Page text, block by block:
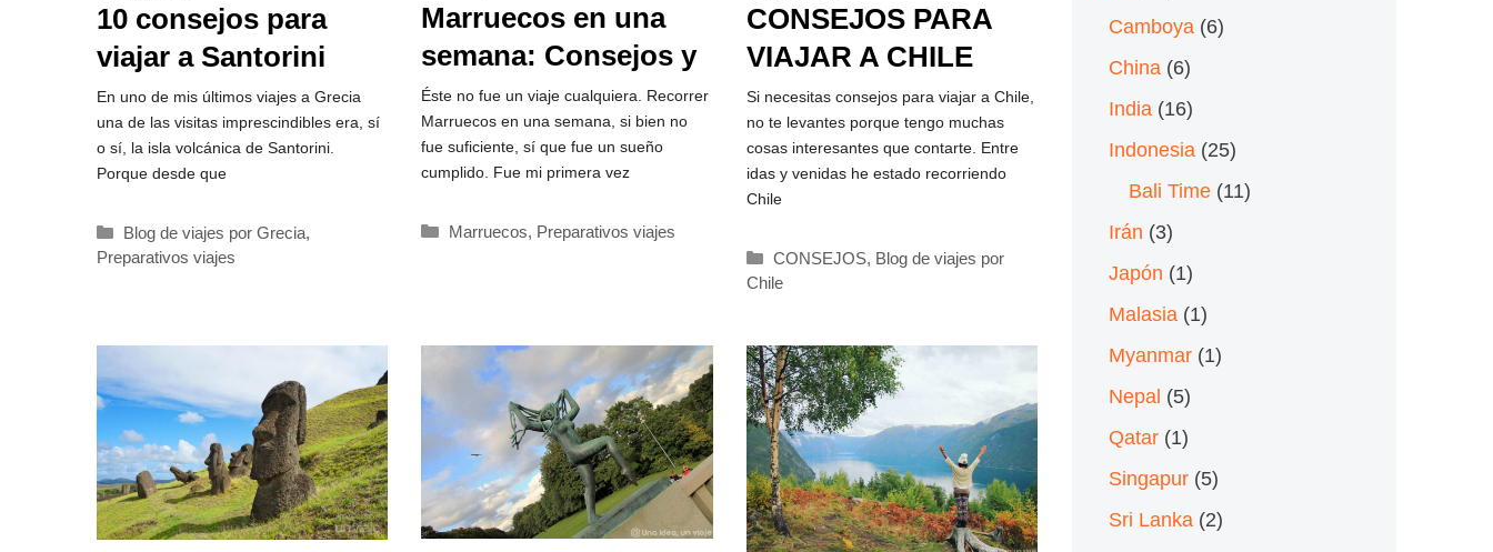
10 consejos para
viajar a Santorini
En uno de mis últimos viajes a Grecia
una de las visitas imprescindibles era, sí
o sí, la isla volcánica de Santorini.
Porque desde que
Categorías
Blog de viajes por Grecia,
Preparativos viajes
Marruecos en una
semana: Consejos y
preparativos
Éste no fue un viaje cualquiera. Recorrer
Marruecos en una semana, si bien no
fue suficiente, sí que fue un sueño
cumplido. Fue mi primera vez
Categorías
Marruecos, Preparativos viajes
CONSEJOS PARA
VIAJAR A CHILE
Si necesitas consejos para viajar a Chile,
no te levantes porque tengo muchas
cosas interesantes que contarte. Entre
idas y venidas he estado recorriendo
Chile
Categorías
CONSEJOS, Blog de viajes por
Chile
Camboya (6)
China (6)
India (16)
Indonesia (25)
Bali Time(11)
Irán (3)
Japón (1)
Malasia (1)
Myanmar(1)
Nepal (5)
Qatar(1)
Singapur(5)
Sri Lanka (2)